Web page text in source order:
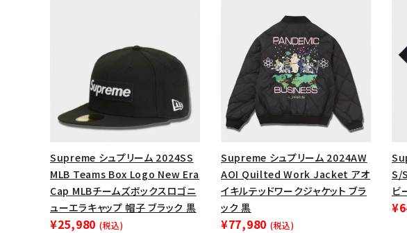
Supreme シュプリーム 2024SS
MLB Teams Box Logo New Era
Cap MLBチームズボックスロゴニ
ューエラキャップ 帽子 ブラック 黒
¥25,980 (税込)
Supreme シュプリーム 2024AW
AOI Quilted Work Jacket アオ
イキルテッドワークジャケット ブラ
ック 黒
¥77,980 (税込)
S/
ビ